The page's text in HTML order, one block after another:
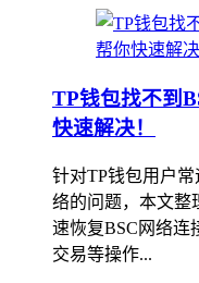
TP钱包找不到
快速解决！
针对TP钱包用户
络的问题，本文整
速恢复BSC网络连
交易等操作...